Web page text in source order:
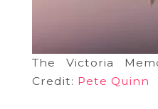
The Victoria
Credit: Pete Quinn